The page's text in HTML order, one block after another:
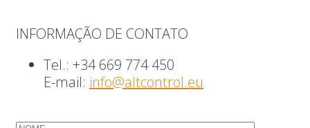
INFORMAÇÃO DE CONTATO
Tel.: +34 669 774 450
E-mail: info@altcontrol.eu